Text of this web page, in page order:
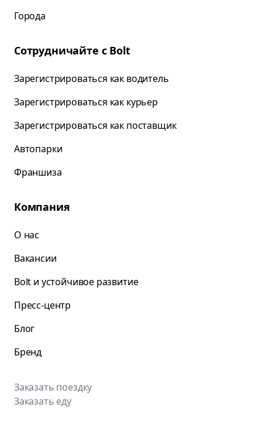
Города
Сотрудничайте с Bolt
Зарегистрироваться как водитель
Зарегистрироваться как курьер
Зарегистрироваться как поставщик
Автопарки
Франшиза
Компания
О нас
Вакансии
Bolt и устойчивое развитие
Пресс-центр
Блог
Бренд
Заказать поездку
Заказать еду